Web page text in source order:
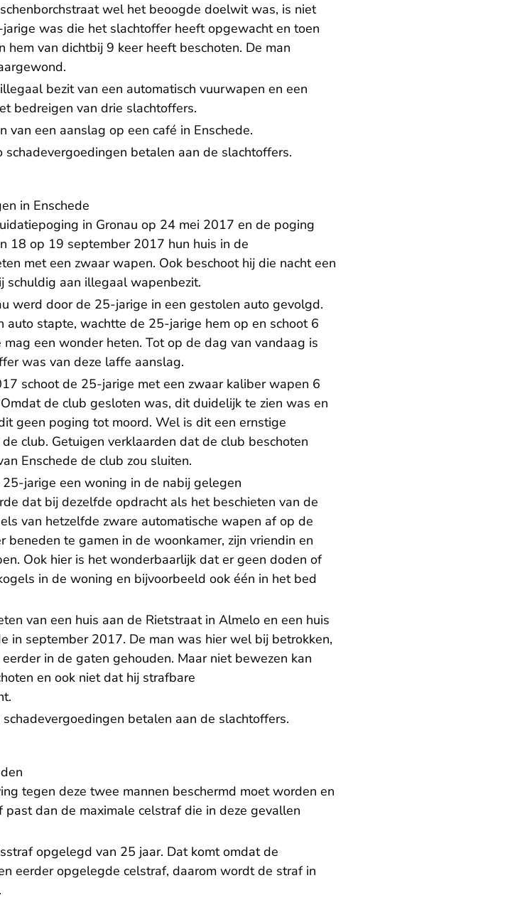
wel het beoogde doelwit was, is niet
was die het slachtoffer heeft opgewacht en toen
van dichtbij 9 keer heeft beschoten. De man
bezit van een automatisch vuurwapen en een
bedreigen van drie slachtoffers.
van een aanslag op een café in Enschede.
betalen aan de slachtoffers.
in Enschede
in Gronau op 24 mei 2017 en de poging
18 op 19 september 2017 hun huis in de
met een zwaar wapen. Ook beschoot hij die nacht een
schuldig aan illegaal wapenbezit.
werd door de 25-jarige in een gestolen auto gevolgd.
auto stapte, wachtte de 25-jarige hem op en schoot 6
een wonder heten. Tot op de dag van vandaag is
was van deze laffe aanslag.
schoot de 25-jarige met een zwaar kaliber wapen 6
de club gesloten was, dit duidelijk te zien was en
geen poging tot moord. Wel is dit een ernstige
club. Getuigen verklaarden dat de club beschoten
Enschede de club zou sluiten.
jarige een woning in de nabij gelegen
dat bij dezelfde opdracht als het beschieten van de
van hetzelfde zware automatische wapen af op de
te gamen in de woonkamer, zijn vriendin en
Ook hier is het wonderbaarlijk dat er geen doden of
in de woning en bijvoorbeeld ook één in het bed
van een huis aan de Rietstraat in Almelo en een huis
in september 2017. De man was hier wel bij betrokken,
in de gaten gehouden. Maar niet bewezen kan
en ook niet dat hij strafbare
betalen aan de slachtoffers.
tegen deze twee mannen beschermd moet worden en
dan de maximale celstraf die in deze gevallen
opgelegd van 25 jaar. Dat komt omdat de
eerder opgelegde celstraf, daarom wordt de straf in